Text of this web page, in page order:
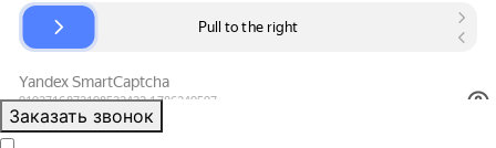
Заказать звонок